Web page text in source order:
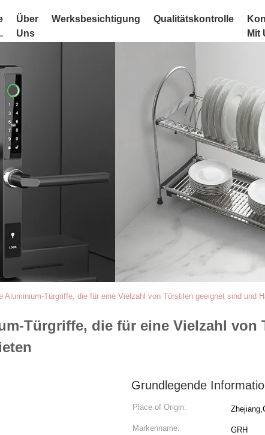
Über
Uns
Werksbesichtigung Qualitätskontrolle
Mit
Aluminium-Türgriffe, die für eine Vielzahl von Türstilen geeignet sind und
Türgriffe, die für eine Vielzahl
Grundlegende
Place of Origin:
Markenname: GRH